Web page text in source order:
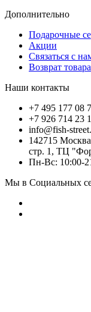
Дополнительно
Подарочные
Акции
Связаться с
Возврат товара
Наши контакты
+7 495 177 08
+7 926 714 23
info@fish-
142715
стр. 1, ТЦ
Пн-Вс: 10:00-
Мы в Социальных